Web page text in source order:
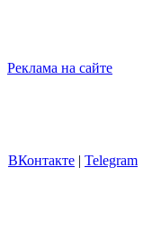
Реклама на сайте
ВКонтакте | Telegram